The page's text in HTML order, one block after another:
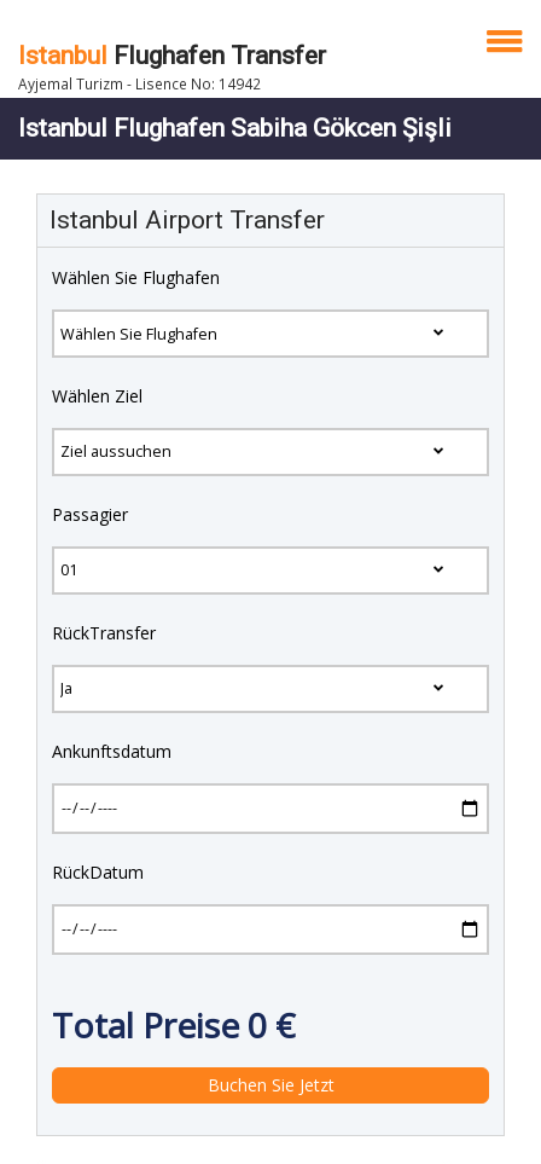
Istanbul Flughafen Transfer
Ayjemal Turizm - Lisence No: 14942
Istanbul Flughafen Sabiha Gökcen Şişli
Istanbul Airport Transfer
Wählen Sie Flughafen
Wählen Ziel
Passagier
RückTransfer
Ankunftsdatum
RückDatum
Total Preise0 €